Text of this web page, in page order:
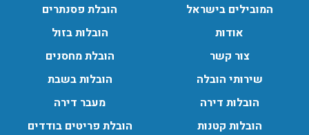
הובלות מנוף בגבעת שמואל:
שירותי הובלה עם מנוף בגבעת שמואל לכל סוגי ההובלות
החל מהובלת תכולת דירה שלמה עם מנוף ועד פריט בודד.
עודכן לאחרונה: 24/02/2026, 10:42
המובילים בישראל
אודות
צור קשר
שירותי הובלה
הובלות דירה
הובלות קטנות
הובלת פסנתרים
הובלות בזול
הובלת מחסנים
הובלות בשבת
מעבר דירה
הובלת פריטים בודדים